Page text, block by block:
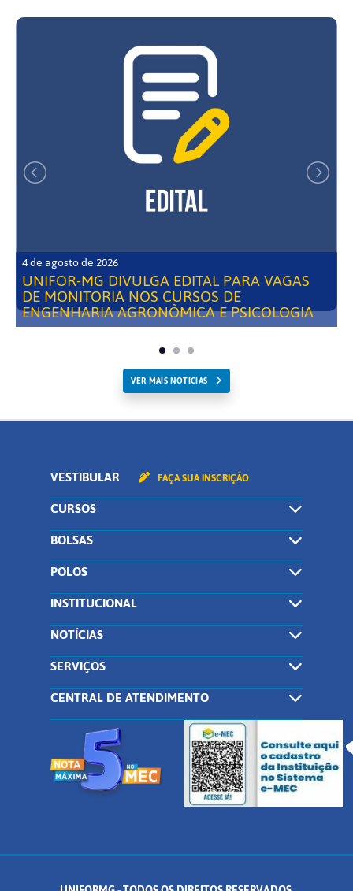
4 de agosto de 2026
UNIFOR-MG DIVULGA EDITAL PARA VAGAS
DE MONITORIA NOS CURSOS DE
ENGENHARIA AGRONÔMICA E PSICOLOGIA
VER MAIS NOTICIAS
VESTIBULAR FAÇA SUA INSCRIÇÃO
CURSOS
BOLSAS
POLOS
INSTITUCIONAL
NOTÍCIAS
SERVIÇOS
CENTRAL DE ATENDIMENTO